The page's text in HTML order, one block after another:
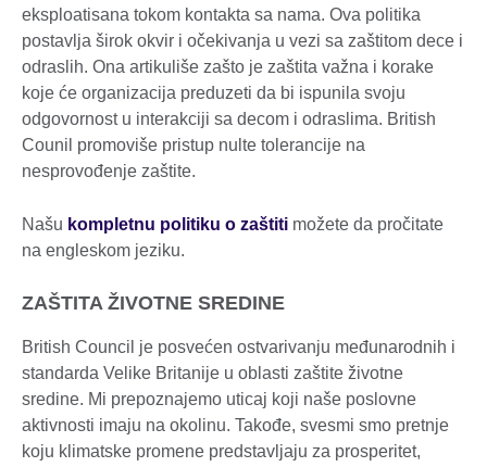
eksploatisana tokom kontakta sa nama. Ova politika
postavlja širok okvir i očekivanja u vezi sa zaštitom dece i
odraslih. Ona artikuliše zašto je zaštita važna i korake
koje će organizacija preduzeti da bi ispunila svoju
odgovornost u interakciji sa decom i odraslima. British
Counil promoviše pristup nulte tolerancije na
nesprovođenje zaštite.
Našu kompletnu politiku o zaštiti možete da pročitate
na engleskom jeziku.
ZAŠTITA ŽIVOTNE SREDINE
British Council je posvećen ostvarivanju međunarodnih i
standarda Velike Britanije u oblasti zaštite životne
sredine. Mi prepoznajemo uticaj koji naše poslovne
aktivnosti imaju na okolinu. Takođe, svesmi smo pretnje
koju klimatske promene predstavljaju za prosperitet,